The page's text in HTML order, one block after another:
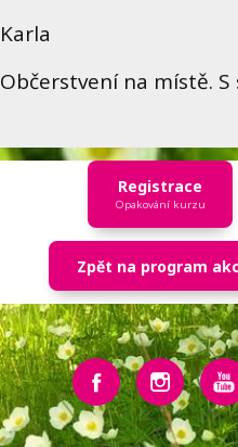
Karla
Občerstvení na místě.
Registrace
Opakování kurzu
Zpět na program